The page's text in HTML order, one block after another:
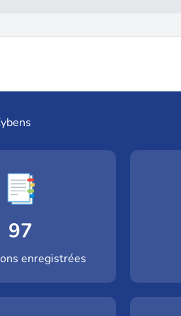
📑
97
enregistrées